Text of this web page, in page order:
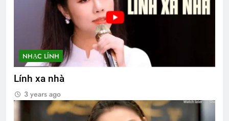
NHẠC LÍNH
Lính xa nhà
3 years ago